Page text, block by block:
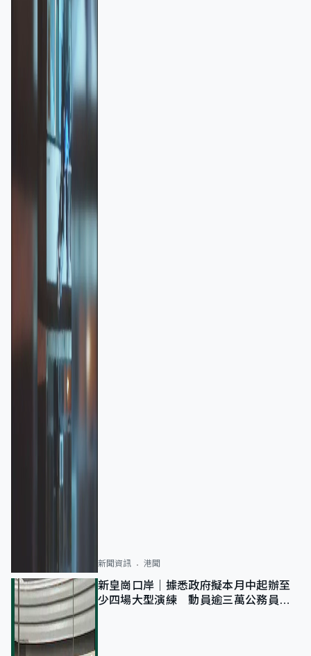
新聞資訊 港聞
新皇崗口岸｜據悉政府擬本月中起辦至
少四場大型演練 動員逾三萬公務員人